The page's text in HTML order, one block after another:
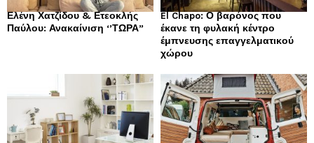
Ελένη Χατζίδου & Ετεοκλής
Παύλου: Ανακαίνιση ‘’ΤΩΡΑ”
El Chapo: Ο βαρόνος που
έκανε τη φυλακή κέντρο
έμπνευσης επαγγελματικού
χώρου